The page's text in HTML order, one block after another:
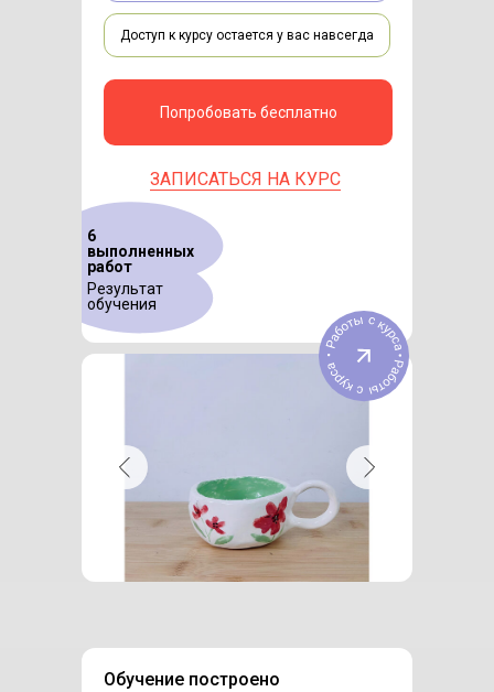
Попробовать бесплатно
ЗАПИСАТЬСЯ НА КУРС
Доступ к курсу остается у вас навсегда
Результат
обучения
6
выполненных
работ
Обучение построено